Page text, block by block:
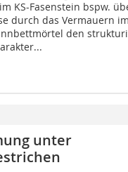
KS-Fasenstein bspw.
durch das Vermauern im
den
unter